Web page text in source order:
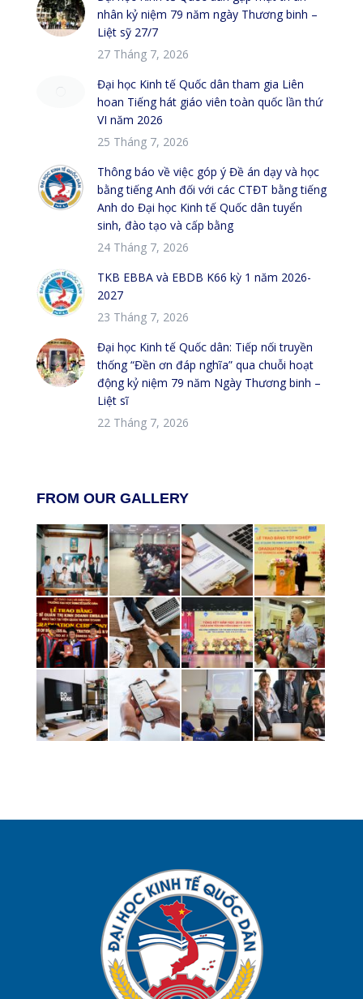
nhân kỷ niệm 79 năm ngày Thương binh –
Liệt sỹ 27/7
27 Tháng 7, 2026
Đại học Kinh tế Quốc dân tham gia Liên
hoan Tiếng hát giáo viên toàn quốc lần thứ
VI năm 2026
25 Tháng 7, 2026
Thông báo về việc góp ý Đề án dạy và học
bằng tiếng Anh đối với các CTĐT bằng tiếng
Anh do Đại học Kinh tế Quốc dân tuyển
sinh, đào tạo và cấp bằng
24 Tháng 7, 2026
TKB EBBA và EBDB K66 kỳ 1 năm 2026-
2027
23 Tháng 7, 2026
Đại học Kinh tế Quốc dân: Tiếp nối truyền
thống “Đền ơn đáp nghĩa” qua chuỗi hoạt
động kỷ niệm 79 năm Ngày Thương binh –
Liệt sĩ
22 Tháng 7, 2026
FROM OUR GALLERY